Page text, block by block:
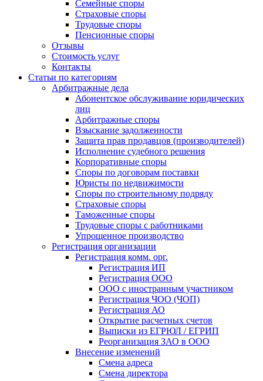
Семейные споры
Страховые споры
Трудовые споры
Пенсионные споры
Отзывы
Стоимость услуг
Контакты
Статьи по категориям
Арбитражные дела
Абонентское обслуживание юридических
лиц
Арбитражные споры
Взыскание задолженности
Защита прав продавцов (производителей)
Исполнение судебного решения
Корпоративные споры
Споры по договорам поставки
Юристы по недвижимости
Споры по строительному подряду
Страховые споры
Таможенные споры
Трудовые споры с работниками
Упрощенное производство
Регистрация организации
Регистрация комм. орг.
Регистрация ИП
Регистрация ООО
ООО с иностранным участником
Регистрация ЧОО (ЧОП)
Регистрация АО
Открытие расчетных счетов
Выписки из ЕГРЮЛ / ЕГРИП
Реорганизация ЗАО в ООО
Внесение изменений
Смена адреса
Смена директора